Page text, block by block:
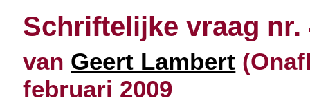
Schriftelijke vraag nr.
van Geert Lambert
februari 2009